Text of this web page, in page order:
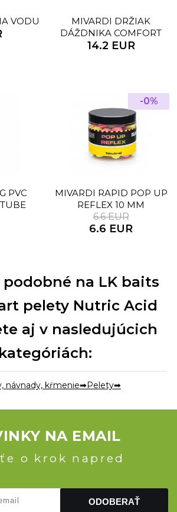
VODU
MIVARDI DRŽIAK
DÁŽDNIKA COMFORT
14.2 EUR
PVC
1,0
MIVARDI RAPID POP UP
REFLEX 10 MM
-0%
6.6 EUR
6.6 EUR
na LK baits
pelety Nutric Acid
aj v nasledujúcich
kategóriách:
návnady, kŕmenie
Pelety
NA EMAIL
o krok napred
ODOBERAŤ